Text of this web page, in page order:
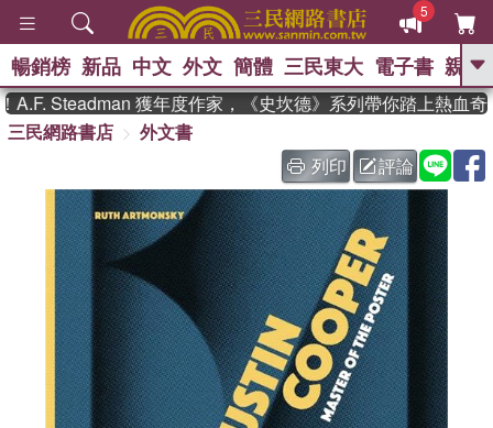
5
GO
、 如果歷史是一群喵 、 暑期
國際布克獎 臺灣漫遊錄 、 方
念華 、 台灣的李登輝時代 、
數學女
孩：黎曼猜想 、 偉大的迷走神經
暢銷榜 新品 中文 外文 簡體 三民東大 電子書 親子
Steadman 獲年度作家，《史坎德》系列帶你踏上熱血奇幻
三民網路書店
外文書
列印
評論